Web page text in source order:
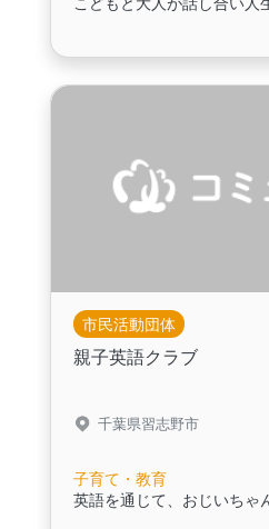
市民活動団体
親子英語クラブ
千葉県習志野市
子育て・教育